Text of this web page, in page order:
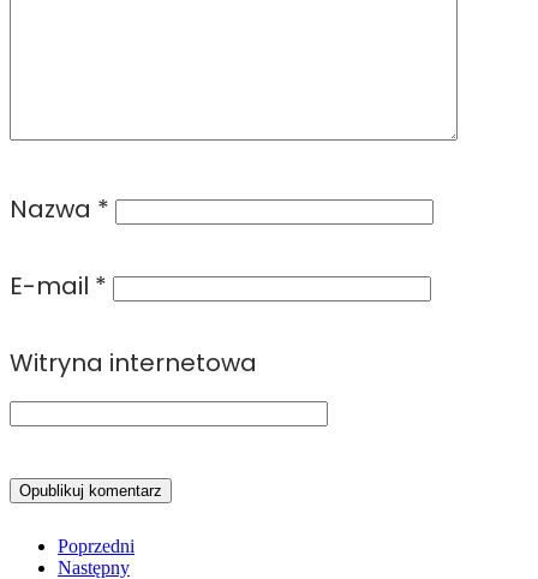
Nazwa *
E-mail *
Witryna internetowa
Poprzedni
Następny